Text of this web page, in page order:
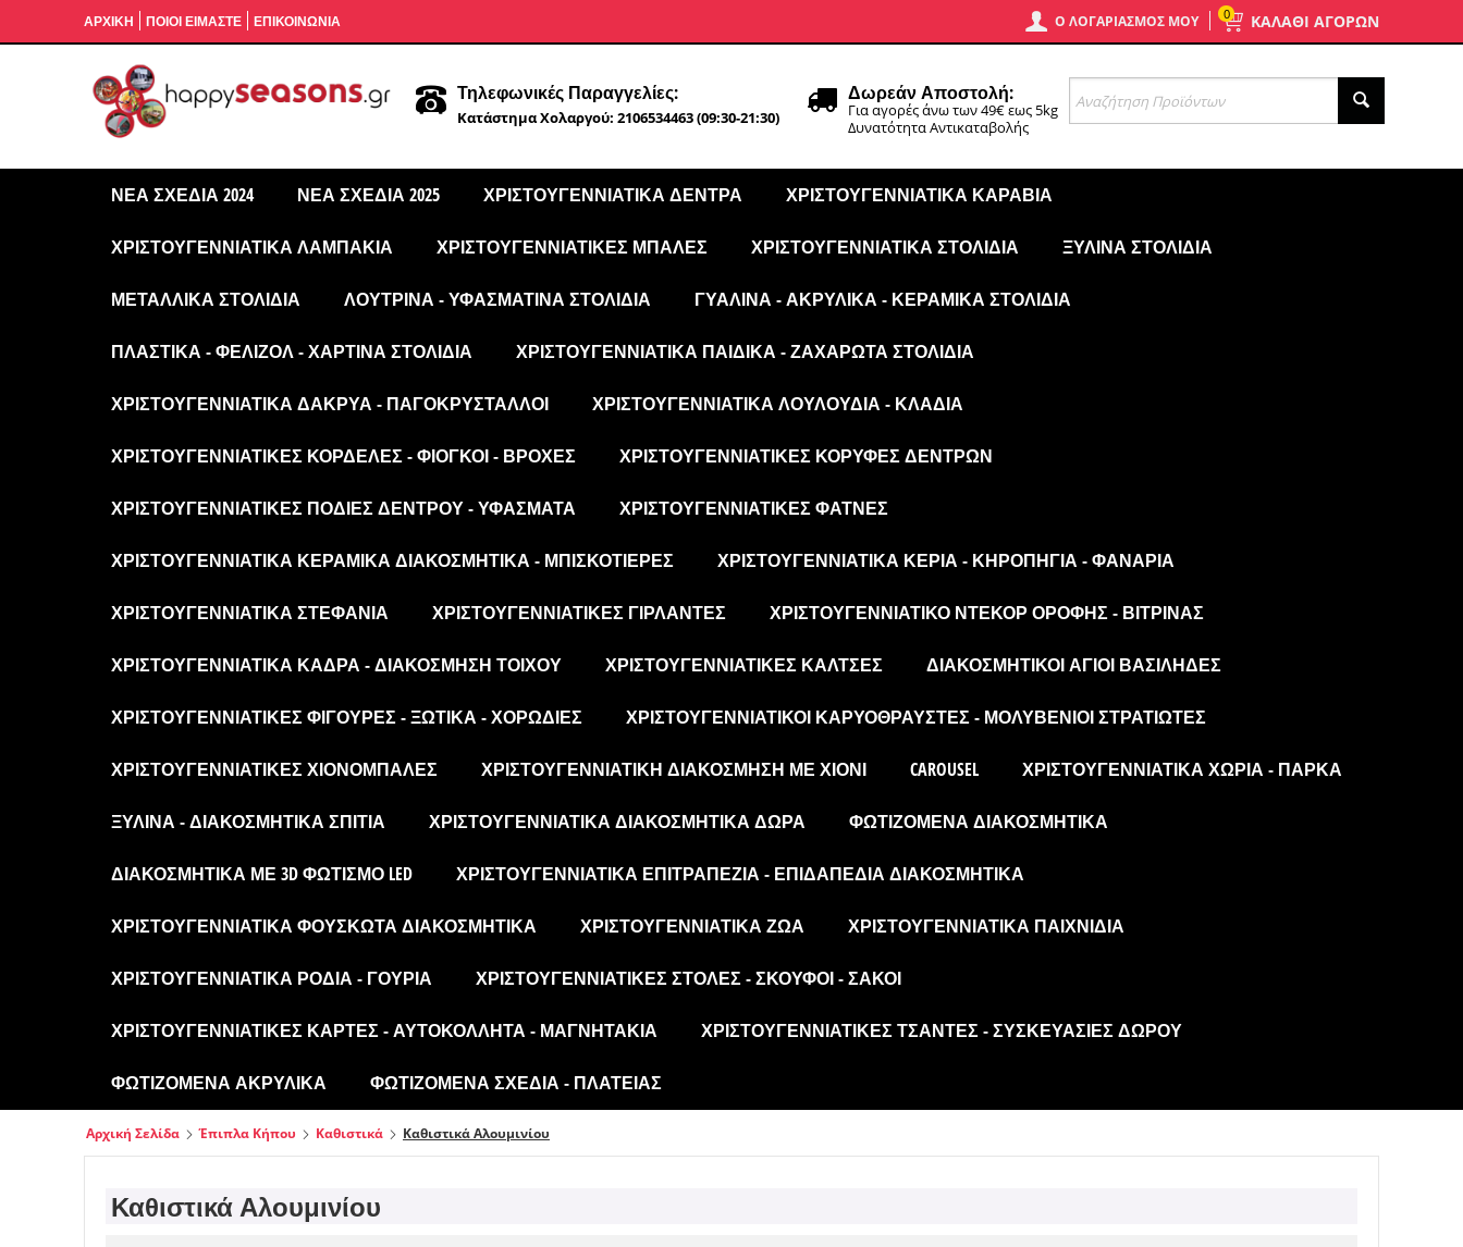
ΑΡΧΙΚΉ ΠΟΙΟΙ ΕΙΜΑΣΤΕ ΕΠΙΚΟΙΝΩΝΙΑ ΚΑΛΑΘΙ ΑΓΟΡΩΝ
0
Ο ΛΟΓΑΡΙΑΣΜΌΣ ΜΟΥ
Τηλεφωνικές Παραγγελίες:
Κατάστημα Χολαργού: 2106534463 (09:30-21:30)
Δωρεάν Αποστολή:
Για αγορές άνω των 49€ εως 5kg
Δυνατότητα Αντικαταβολής
ΝΈΑ ΣΧΈΔΙΑ 2024 ΝΈΑ ΣΧΈΔΙΑ 2025 ΧΡΙΣΤΟΥΓΕΝΝΙΆΤΙΚΑ ΔΈΝΤΡΑ ΧΡΙΣΤΟΥΓΕΝΝΙΆΤΙΚΑ ΚΑΡΆΒΙΑ
ΧΡΙΣΤΟΥΓΕΝΝΙΆΤΙΚΑ ΛΑΜΠΆΚΙΑ ΧΡΙΣΤΟΥΓΕΝΝΙΆΤΙΚΕΣ ΜΠΆΛΕΣ ΧΡΙΣΤΟΥΓΕΝΝΙΆΤΙΚΑ ΣΤΟΛΊΔΙΑ ΞΎΛΙΝΑ ΣΤΟΛΊΔΙΑ
ΜΕΤΑΛΛΙΚΆ ΣΤΟΛΊΔΙΑ ΛΟΎΤΡΙΝΑ - ΥΦΑΣΜΆΤΙΝΑ ΣΤΟΛΊΔΙΑ ΓΥΆΛΙΝΑ - ΑΚΡΥΛΙΚΆ - ΚΕΡΑΜΙΚΆ ΣΤΟΛΊΔΙΑ
ΠΛΑΣΤΙΚΆ - ΦΕΛΙΖΌΛ - ΧΆΡΤΙΝΑ ΣΤΟΛΊΔΙΑ ΧΡΙΣΤΟΥΓΕΝΝΙΆΤΙΚΑ ΠΑΙΔΙΚΆ - ΖΑΧΑΡΩΤΆ ΣΤΟΛΊΔΙΑ
ΧΡΙΣΤΟΥΓΕΝΝΙΆΤΙΚΑ ΔΆΚΡΥΑ - ΠΑΓΟΚΡΎΣΤΑΛΛΟΙ ΧΡΙΣΤΟΥΓΕΝΝΙΆΤΙΚΑ ΛΟΥΛΟΎΔΙΑ - ΚΛΑΔΙΆ
ΧΡΙΣΤΟΥΓΕΝΝΙΆΤΙΚΕΣ ΚΟΡΔΈΛΕΣ - ΦΙΌΓΚΟΙ - ΒΡΟΧΈΣ ΧΡΙΣΤΟΥΓΕΝΝΙΆΤΙΚΕΣ ΚΟΡΥΦΈΣ ΔΈΝΤΡΩΝ
ΧΡΙΣΤΟΥΓΕΝΝΙΆΤΙΚΕΣ ΠΟΔΙΈΣ ΔΈΝΤΡΟΥ - ΥΦΆΣΜΑΤΑ ΧΡΙΣΤΟΥΓΕΝΝΙΆΤΙΚΕΣ ΦΆΤΝΕΣ
ΧΡΙΣΤΟΥΓΕΝΝΙΆΤΙΚΑ ΚΕΡΑΜΙΚΆ ΔΙΑΚΟΣΜΗΤΙΚΆ - ΜΠΙΣΚΟΤΙΈΡΕΣ ΧΡΙΣΤΟΥΓΕΝΝΙΆΤΙΚΑ ΚΕΡΙΆ - ΚΗΡΟΠΉΓΙΑ - ΦΑΝΆΡΙΑ
ΧΡΙΣΤΟΥΓΕΝΝΙΆΤΙΚΑ ΣΤΕΦΆΝΙΑ ΧΡΙΣΤΟΥΓΕΝΝΙΆΤΙΚΕΣ ΓΙΡΛΆΝΤΕΣ ΧΡΙΣΤΟΥΓΕΝΝΙΆΤΙΚΟ ΝΤΕΚΌΡ ΟΡΟΦΉΣ - ΒΙΤΡΊΝΑΣ
ΧΡΙΣΤΟΥΓΕΝΝΙΆΤΙΚΑ ΚΆΔΡΑ - ΔΙΑΚΌΣΜΗΣΗ ΤΟΊΧΟΥ ΧΡΙΣΤΟΥΓΕΝΝΙΆΤΙΚΕΣ ΚΆΛΤΣΕΣ ΔΙΑΚΟΣΜΗΤΙΚΟΊ ΆΓΙΟΙ ΒΑΣΊΛΗΔΕΣ
ΧΡΙΣΤΟΥΓΕΝΝΙΆΤΙΚΕΣ ΦΙΓΟΎΡΕΣ - ΞΩΤΙΚΆ - ΧΟΡΩΔΊΕΣ ΧΡΙΣΤΟΥΓΕΝΝΙΆΤΙΚΟΙ ΚΑΡΥΟΘΡΑΎΣΤΕΣ - ΜΟΛΥΒΈΝΙΟΙ ΣΤΡΑΤΙΏΤΕΣ
ΧΡΙΣΤΟΥΓΕΝΝΙΆΤΙΚΕΣ ΧΙΟΝΌΜΠΑΛΕΣ ΧΡΙΣΤΟΥΓΕΝΝΙΆΤΙΚΗ ΔΙΑΚΌΣΜΗΣΗ ΜΕ ΧΙΌΝΙ CAROUSEL ΧΡΙΣΤΟΥΓΕΝΝΙΆΤΙΚΑ ΧΩΡΙΆ - ΠΆΡΚΑ
ΞΎΛΙΝΑ - ΔΙΑΚΟΣΜΗΤΙΚΆ ΣΠΊΤΙΑ ΧΡΙΣΤΟΥΓΕΝΝΙΆΤΙΚΑ ΔΙΑΚΟΣΜΗΤΙΚΆ ΔΏΡΑ ΦΩΤΙΖΌΜΕΝΑ ΔΙΑΚΟΣΜΗΤΙΚΆ
ΔΙΑΚΟΣΜΗΤΙΚΆ ΜΕ 3D ΦΩΤΙΣΜΌ LED ΧΡΙΣΤΟΥΓΕΝΝΙΆΤΙΚΑ ΕΠΙΤΡΑΠΈΖΙΑ - ΕΠΙΔΑΠΈΔΙΑ ΔΙΑΚΟΣΜΗΤΙΚΆ
ΧΡΙΣΤΟΥΓΕΝΝΙΆΤΙΚΑ ΦΟΥΣΚΩΤΆ ΔΙΑΚΟΣΜΗΤΙΚΆ ΧΡΙΣΤΟΥΓΕΝΝΙΆΤΙΚΑ ΖΏΑ ΧΡΙΣΤΟΥΓΕΝΝΙΆΤΙΚΑ ΠΑΙΧΝΊΔΙΑ
ΧΡΙΣΤΟΥΓΕΝΝΙΆΤΙΚΑ ΡΌΔΙΑ - ΓΟΎΡΙΑ ΧΡΙΣΤΟΥΓΕΝΝΙΆΤΙΚΕΣ ΣΤΟΛΈΣ - ΣΚΟΎΦΟΙ - ΣΆΚΟΙ
ΧΡΙΣΤΟΥΓΕΝΝΙΆΤΙΚΕΣ ΚΆΡΤΕΣ - ΑΥΤΟΚΌΛΛΗΤΑ - ΜΑΓΝΗΤΆΚΙΑ ΧΡΙΣΤΟΥΓΕΝΝΙΆΤΙΚΕΣ ΤΣΆΝΤΕΣ - ΣΥΣΚΕΥΑΣΊΕΣ ΔΏΡΟΥ
ΦΩΤΙΖΌΜΕΝΑ ΑΚΡΥΛΙΚΆ ΦΩΤΙΖΌΜΕΝΑ ΣΧΈΔΙΑ - ΠΛΑΤΕΊΑΣ
Αρχική Σελίδα Έπιπλα Κήπου Καθιστικά Καθιστικά Αλουμινίου
Καθιστικά Αλουμινίου